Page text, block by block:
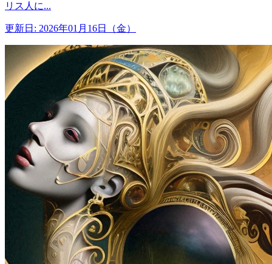
リス人に...
更新日: 2026年01月16日（金）